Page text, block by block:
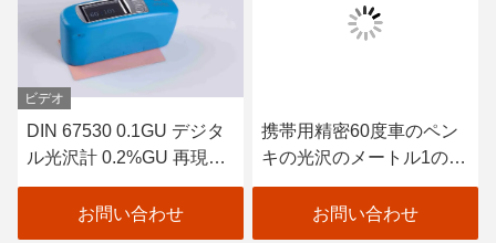
ビデオ
DIN 67530 0.1GU デジタ
ル光沢計 0.2%GU 再現性
コンパクトな構造
お問い合わせ
携帯用精密60度車のペン
キの光沢のメートル1のグ
ウの表示
お問い合わせ